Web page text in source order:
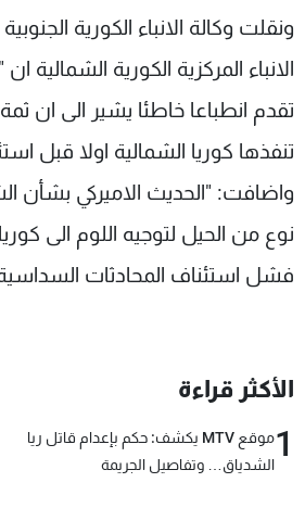
ونقلت وكالة الانباء الكورية
الانباء المركزية الكورية الشمالية
تقدم انطباعا خاطئا يشير الى ان
تنفذها كوريا الشمالية اولا قبل
واضافت: "الحديث الاميركي بشأن
نوع من الحيل لتوجيه اللوم الى
فشل استئناف المحادثات
الأكثر قراءة
1
موقع MTV يكشف: حكم بإعدام قاتل ريا
الشدياق… وتفاصيل الجريمة
الإنـتـاج
لاعلاناتكم
تواصل معنا
شروط
سياسة